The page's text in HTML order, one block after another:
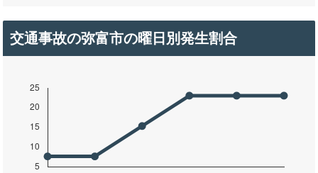
交通事故の弥富市の曜日別発生割合